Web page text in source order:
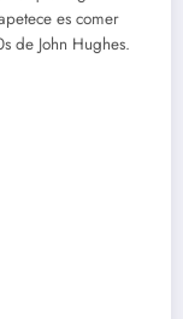
es comer
de John Hughes.